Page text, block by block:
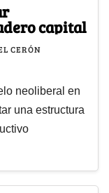
capital
CERÓN
neoliberal en
una estructura